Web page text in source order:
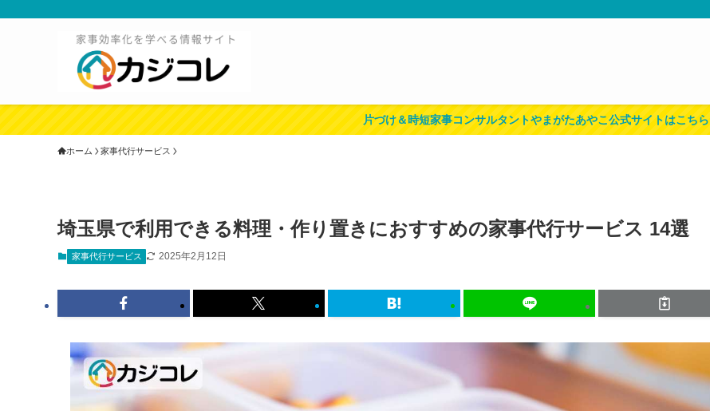
片づけ＆時短家事コンサルタントやまがたあやこ公式サイトはこちら
ホーム 家事代行サービス
埼玉県で利用できる料理・作り置きにおすすめの家事代行サービス 14選
家事代行サービス 2025年2月12日